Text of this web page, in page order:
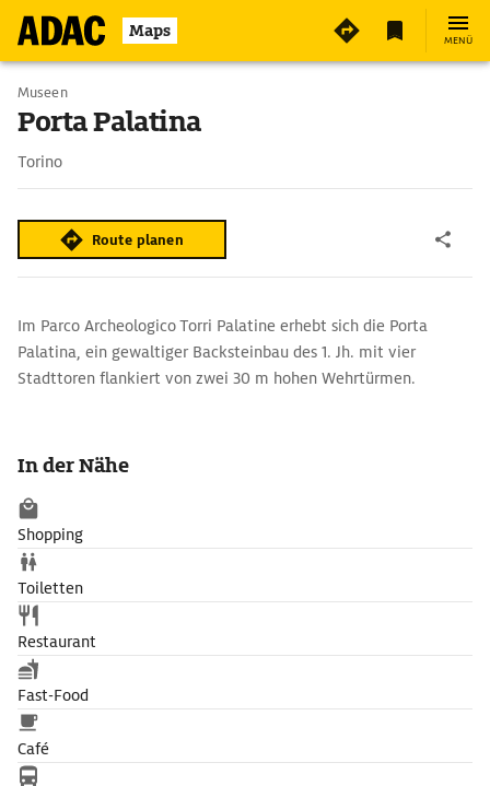
Maps MENÜ
Museen
Porta Palatina
Torino
Route planen
Im Parco Archeologico Torri Palatine erhebt sich die Porta
Palatina, ein gewaltiger Backsteinbau des 1. Jh. mit vier
Stadttoren flankiert von zwei 30 m hohen Wehrtürmen.
In der Nähe
Shopping
Toiletten
Restaurant
Fast-Food
Café